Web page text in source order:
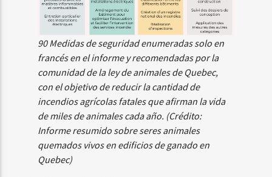
90 Medidas de seguridad enumeradas solo en
francés en el informe y recomendadas por la
comunidad de la ley de animales de Quebec,
con el objetivo de reducir la cantidad de
incendios agrícolas fatales que afirman la vida
de miles de animales cada año. (Crédito:
Informe resumido sobre seres animales
quemados vivos en edificios de ganado en
Quebec)